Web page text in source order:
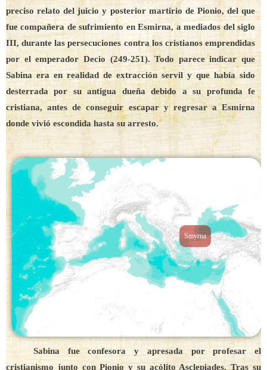
preciso relato del juicio y posterior martirio de Pionio, del que
fue compañera de sufrimiento en Esmirna, a mediados del siglo
III, durante las persecuciones contra los cristianos emprendidas
por el emperador Decio (249-251). Todo parece indicar que
Sabina era en realidad de extracción servil y que había sido
desterrada por su antigua dueña debido a su profunda fe
cristiana, antes de conseguir escapar y regresar a Esmirna
donde vivió escondida hasta su arresto.
Smyrna
Sabina fue confesora y apresada por profesar el
cristianismo junto con Pionio y su acólito Asclepiades. Tras su